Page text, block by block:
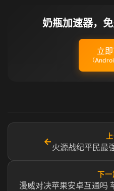
奶瓶加速器，
立
（
←
火源战纪平民最
下一
漫威对决苹果安卓互通吗